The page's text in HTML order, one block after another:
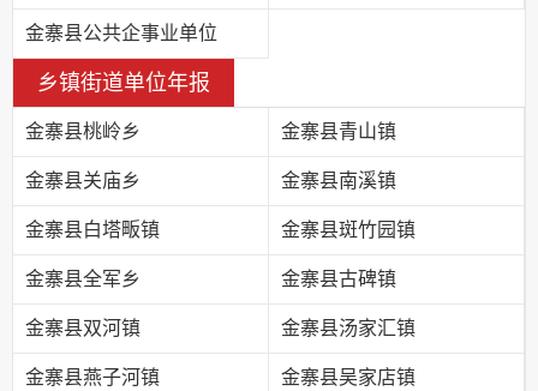
金寨县公共企事业单位
乡镇街道单位年报
金寨县桃岭乡 金寨县青山镇
金寨县关庙乡 金寨县南溪镇
金寨县白塔畈镇 金寨县斑竹园镇
金寨县全军乡 金寨县古碑镇
金寨县双河镇 金寨县汤家汇镇
金寨县燕子河镇 金寨县吴家店镇